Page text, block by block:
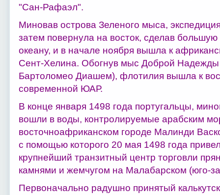
"Сан-Рафаэл".
Миновав острова Зеленого мыса,
затем повернула на восток, сделав большую
океану, и в начале ноября вышла к
Сент-Хелина. Обогнув мыс Доброй
Бартоломео Диашем), флотилия вышла к
современной ЮАР.
В конце января 1498 года португальцы,
вошли в воды, контролируемые арабским
восточноафриканском городе Малинди
с помощью которого 20 мая 1498 года
крупнейший транзитный центр торговли
камнями и жемчугом на Малабарском (юго-
Первоначально радушно принятый